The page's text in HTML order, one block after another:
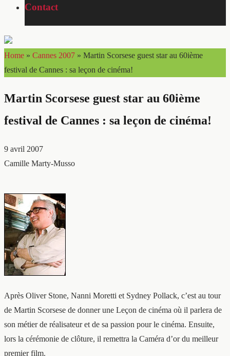
Contact
Home » Cannes 2007 » Martin Scorsese guest star au 60ième
festival de Cannes : sa leçon de cinéma!
Martin Scorsese guest star au 60ième
festival de Cannes : sa leçon de cinéma!
9 avril 2007
Camille Marty-Musso
Après Oliver Stone, Nanni Moretti et Sydney Pollack, c’est au tour
de Martin Scorsese de donner une Leçon de cinéma où il parlera de
son métier de réalisateur et de sa passion pour le cinéma. Ensuite,
lors la cérémonie de clôture, il remettra la Caméra d’or du meilleur
premier film.